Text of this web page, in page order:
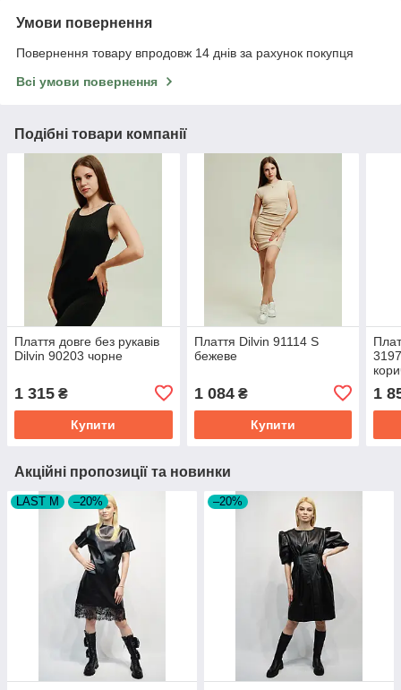
Умови повернення
Повернення товару впродовж 14 днів за рахунок покупця
Всі умови повернення
Подібні товари компанії
Плаття довге без рукавів
Dilvin 90203 чорне
1 315 ₴
Купити
Плаття Dilvin 91114 S
бежеве
1 084₴
Купити
1
Акційні пропозиції та новинки
LAST M –20% –20%